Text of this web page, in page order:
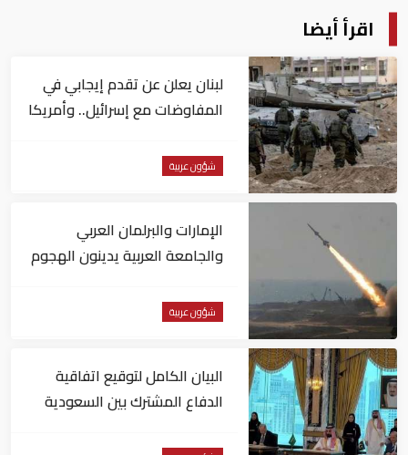
اقرأ أيضا
لبنان يعلن عن تقدم إيجابي في
المفاوضات مع إسرائيل.. وأمريكا
شؤون عربية
الإمارات والبرلمان العربي
والجامعة العربية يدينون الهجوم
شؤون عربية
البيان الكامل لتوقيع اتفاقية
الدفاع المشترك بين السعودية